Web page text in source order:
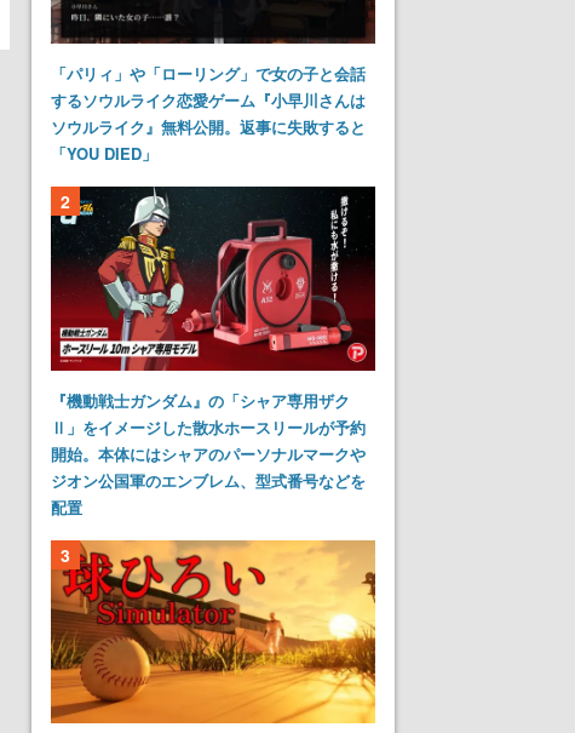
「パリィ」や「ローリング」で女の子と会話
するソウルライク恋愛ゲーム『小早川さんは
ソウルライク』無料公開。返事に失敗すると
「YOU DIED」
2
『機動戦士ガンダム』の「シャア専用ザク
Ⅱ」をイメージした散水ホースリールが予約
開始。本体にはシャアのパーソナルマークや
ジオン公国軍のエンブレム、型式番号などを
配置
3